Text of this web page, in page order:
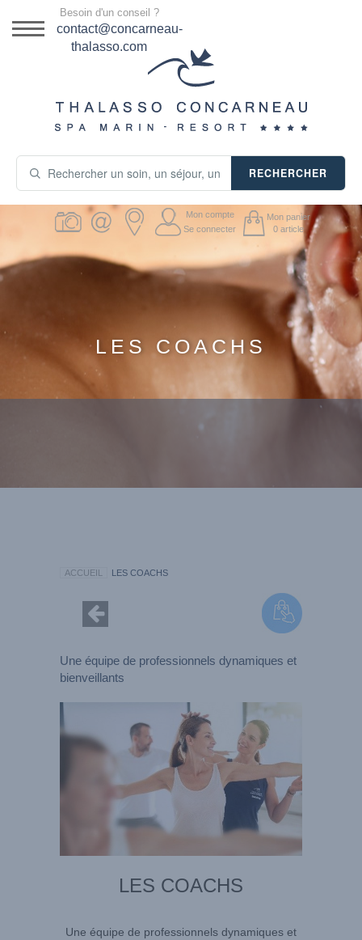
DESTINATION
SÉJOURS THALASSO
PRODUITS COSMÉTIQUES
GUIDE CADEAUX
Besoin d'un conseil ?
contact@concarneau-
thalasso.com
RECHERCHER
Mon compte
Se connecter
Mon panier
0 article
LES COACHS
ACCUEIL LES COACHS
Une équipe de professionnels dynamiques et
bienveillants
LES COACHS
Une équipe de professionnels dynamiques et